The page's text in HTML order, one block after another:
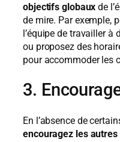
objectifs globaux de
de mire. Par exemple,
l’équipe de travailler à
ou proposez des
pour accommoder les
3.
En l’absence de
encouragez les